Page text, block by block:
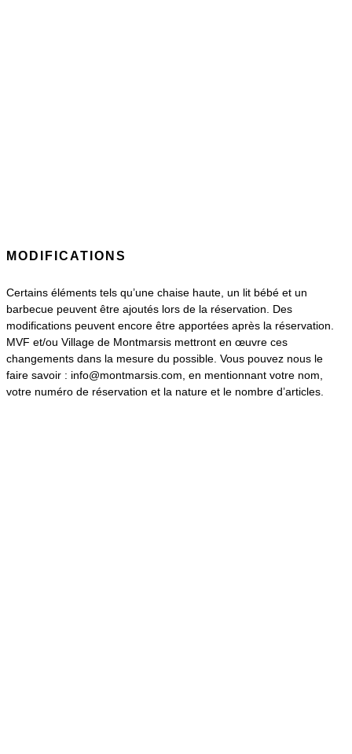
MODIFICATIONS
Certains éléments tels qu’une chaise haute, un lit bébé et un
barbecue peuvent être ajoutés lors de la réservation. Des
modifications peuvent encore être apportées après la réservation.
MVF et/ou Village de Montmarsis mettront en œuvre ces
changements dans la mesure du possible. Vous pouvez nous le
faire savoir : info@montmarsis.com, en mentionnant votre nom,
votre numéro de réservation et la nature et le nombre d’articles.